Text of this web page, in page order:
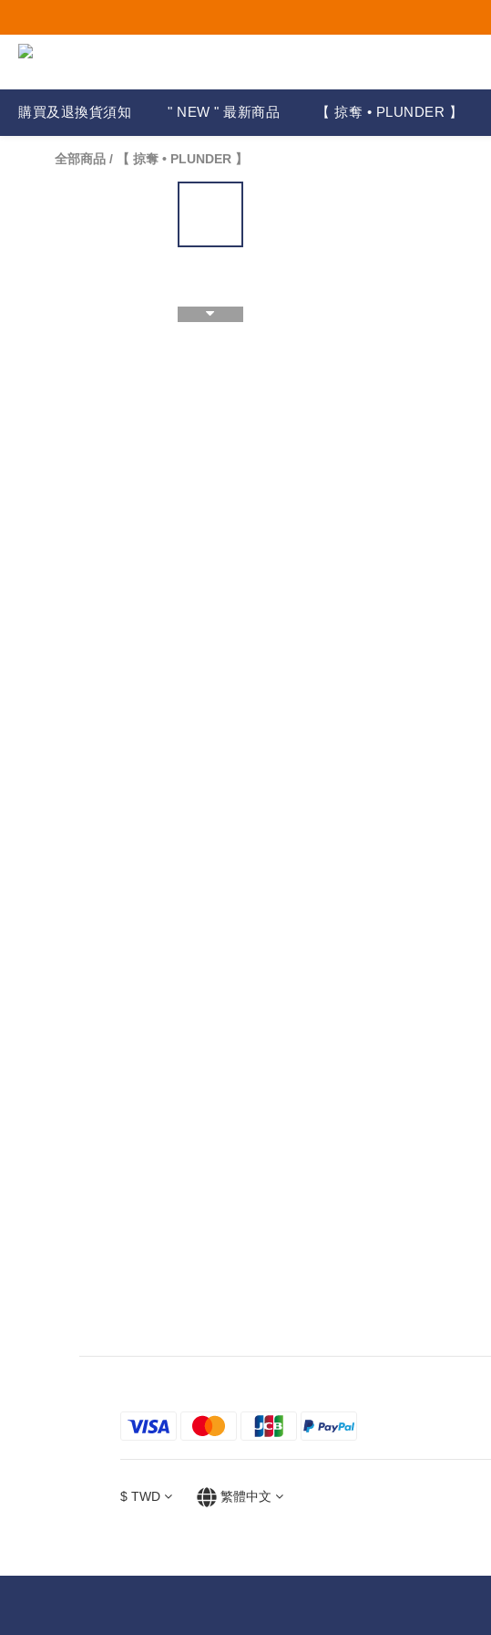
購買及退換貨須知 " NEW " 最新商品 【 掠奪 • PLUNDER 】
全部商品 / 【 掠奪 • PLUNDER 】
$ TWD 繁體中文